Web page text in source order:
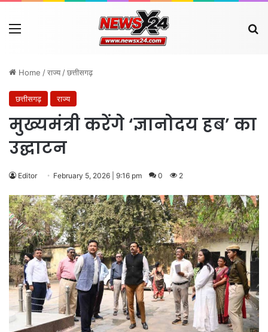
Menu
Home /राज्य /छत्तीसगढ़
छत्तीसगढ़ राज्य
मुख्यमंत्री करेंगे ‘ज्ञानोदय हब’ का
उद्घाटन
Editor February 5, 2026 | 9:16 pm 0 2